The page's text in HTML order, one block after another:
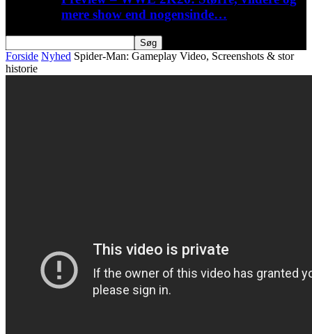
mere show end nogensinde…
Forside Nyhed Spider-Man: Gameplay Video, Screenshots & stor
historie